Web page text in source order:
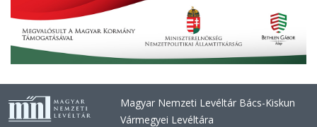
Magyar Nemzeti Levéltár Bács-Kiskun
Vármegyei Levéltára